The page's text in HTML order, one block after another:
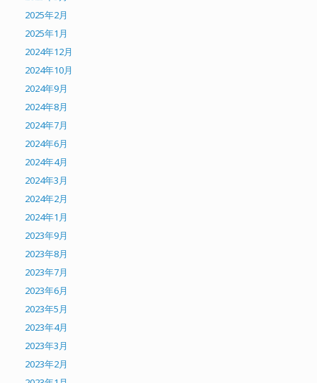
2025年2月
2025年1月
2024年12月
2024年10月
2024年9月
2024年8月
2024年7月
2024年6月
2024年4月
2024年3月
2024年2月
2024年1月
2023年9月
2023年8月
2023年7月
2023年6月
2023年5月
2023年4月
2023年3月
2023年2月